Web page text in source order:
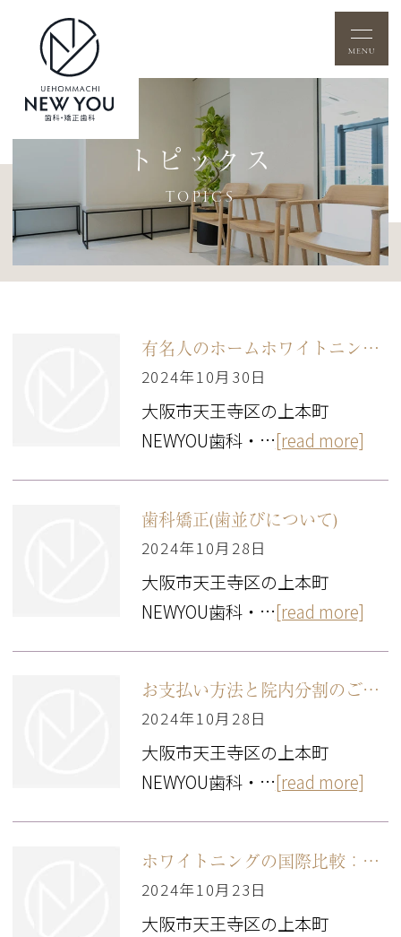
トピックス
TOPICS
有名人のホームホワイトニング方法とその効果
2024年10月30日
大阪市天王寺区の上本町
NEWYOU歯科・…[read more]
歯科矯正(歯並びについて)
2024年10月28日
大阪市天王寺区の上本町
NEWYOU歯科・…[read more]
お支払い方法と院内分割のご案内
2024年10月28日
大阪市天王寺区の上本町
NEWYOU歯科・…[read more]
ホワイトニングの国際比較：各国におけるホワイトニングの人気とアプローチ
2024年10月23日
大阪市天王寺区の上本町